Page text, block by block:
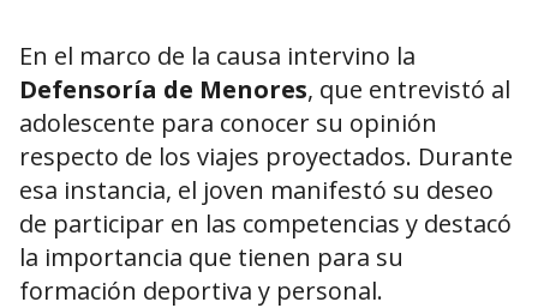
En el marco de la causa intervino la
Defensoría de Menores, que entrevistó al
adolescente para conocer su opinión
respecto de los viajes proyectados. Durante
esa instancia, el joven manifestó su deseo
de participar en las competencias y destacó
la importancia que tienen para su
formación deportiva y personal.